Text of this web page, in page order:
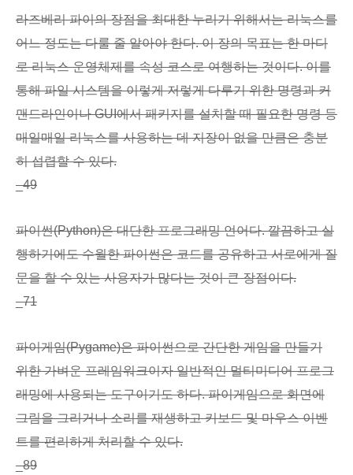
라즈베리 파이의 장점을 최대한 누리기 위해서는 리눅스를
어느 정도는 다룰 줄 알아야 한다. 이 장의 목표는 한 마디
로 리눅스 운영체제를 속성 코스로 여행하는 것이다. 이를
통해 파일 시스템을 이렇게 저렇게 다루기 위한 명령과 커
맨드라인이나 GUI에서 패키지를 설치할 때 필요한 명령 등
매일매일 리눅스를 사용하는 데 지장이 없을 만큼은 충분
히 섭렵할 수 있다.
_49
파이썬(Python)은 대단한 프로그래밍 언어다. 깔끔하고 실
행하기에도 수월한 파이썬은 코드를 공유하고 서로에게 질
문을 할 수 있는 사용자가 많다는 것이 큰 장점이다.
_71
파이게임(Pygame)은 파이썬으로 간단한 게임을 만들기
위한 가벼운 프레임워크이자 일반적인 멀티미디어 프로그
래밍에 사용되는 도구이기도 하다. 파이게임으로 화면에
그림을 그리거나 소리를 재생하고 키보드 및 마우스 이벤
트를 편리하게 처리할 수 있다.
_89